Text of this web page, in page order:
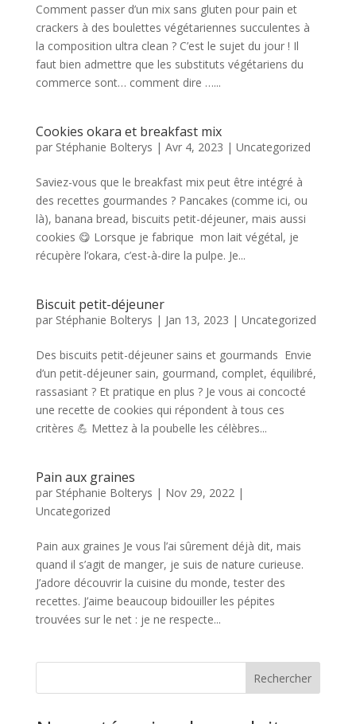
Comment passer d’un mix sans gluten pour pain et
crackers à des boulettes végétariennes succulentes à
la composition ultra clean ? C’est le sujet du jour ! Il
faut bien admettre que les substituts végétariens du
commerce sont… comment dire …...
Cookies okara et breakfast mix
par Stéphanie Bolterys | Avr 4, 2023 | Uncategorized
Saviez-vous que le breakfast mix peut être intégré à
des recettes gourmandes ? Pancakes (comme ici, ou
là), banana bread, biscuits petit-déjeuner, mais aussi
cookies 😋 Lorsque je fabrique mon lait végétal, je
récupère l’okara, c’est-à-dire la pulpe. Je...
Biscuit petit-déjeuner
par Stéphanie Bolterys | Jan 13, 2023 | Uncategorized
Des biscuits petit-déjeuner sains et gourmands Envie
d’un petit-déjeuner sain, gourmand, complet, équilibré,
rassasiant ? Et pratique en plus ? Je vous ai concocté
une recette de cookies qui répondent à tous ces
critères 💪 Mettez à la poubelle les célèbres...
Pain aux graines
par Stéphanie Bolterys | Nov 29, 2022|
Uncategorized
Pain aux graines Je vous l’ai sûrement déjà dit, mais
quand il s’agit de manger, je suis de nature curieuse.
J’adore découvrir la cuisine du monde, tester des
recettes. J’aime beaucoup bidouiller les pépites
trouvées sur le net : je ne respecte...
Rechercher